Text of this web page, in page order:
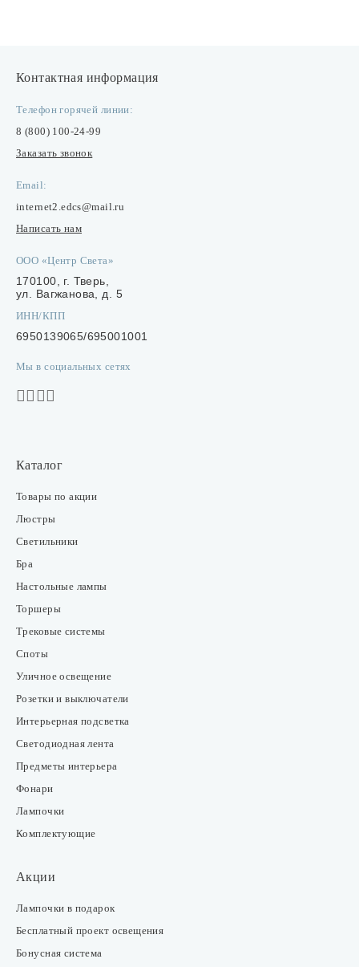
Контактная информация
Телефон горячей линии:
8 (800) 100-24-99
Заказать звонок
Email:
internet2.edcs@mail.ru
Написать нам
ООО «Центр Света»
ул. Вагжанова, д. 5
ИНН/КПП
6950139065/695001001
Мы в социальных сетях
Каталог
Товары по акции
Люстры
Светильники
Бра
Настольные лампы
Торшеры
Трековые системы
Споты
Уличное освещение
Розетки и выключатели
Интерьерная подсветка
Светодиодная лента
Предметы интерьера
Фонари
Лампочки
Акции
Лампочки в подарок
Бесплатный проект освещения